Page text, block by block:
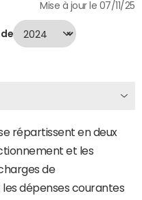
Mise à jour le 07/11/25
répartissent en deux
et les
de
dépenses courantes